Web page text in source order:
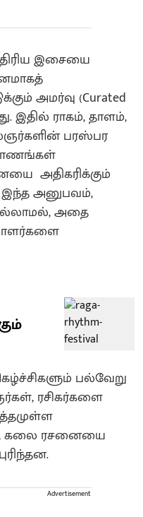
இசையை
அமர்வு (Curated
இதில் ராகம், தாளம்,
பரஸ்பர
அதிகரிக்கும்
அனுபவம்,
அதை
பல்வேறு
ரசிகர்களை
கலை ரசனையை
Advertisement